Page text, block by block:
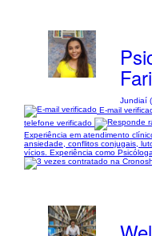
Jundiaí
E-mail
telefone verificado
Experiência em atendimento
ansiedade, conflitos conjugais,
vícios. Experiência como